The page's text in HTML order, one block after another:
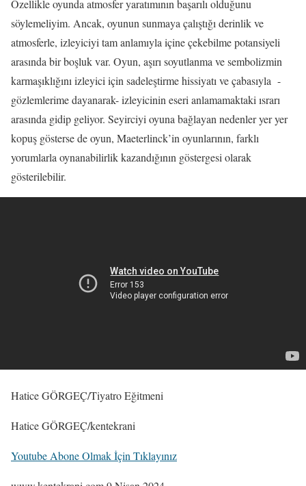
Özellikle oyunda atmosfer yaratımının başarılı olduğunu
söylemeliyim. Ancak, oyunun sunmaya çalıştığı derinlik ve
atmosferle, izleyiciyi tam anlamıyla içine çekebilme potansiyeli
arasında bir boşluk var. Oyun, aşırı soyutlanma ve sembolizmin
karmaşıklığını izleyici için sadeleştirme hissiyatı ve çabasıyla -
gözlemlerime dayanarak- izleyicinin eseri anlamamaktaki ısrarı
arasında gidip geliyor. Seyirciyi oyuna bağlayan nedenler yer yer
kopuş gösterse de oyun, Maeterlinck’in oyunlarının, farklı
yorumlarla oynanabilirlik kazandığının göstergesi olarak
gösterilebilir.
Hatice GÖRGEÇ/Tiyatro Eğitmeni
Hatice GÖRGEÇ/kentekrani
Youtube Abone Olmak İçin Tıklayınız